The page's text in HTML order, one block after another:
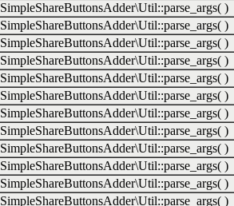
SimpleShareButtonsAdder\Util::parse_args( )
SimpleShareButtonsAdder\Util::parse_args( )
SimpleShareButtonsAdder\Util::parse_args( )
SimpleShareButtonsAdder\Util::parse_args( )
SimpleShareButtonsAdder\Util::parse_args( )
SimpleShareButtonsAdder\Util::parse_args( )
SimpleShareButtonsAdder\Util::parse_args( )
SimpleShareButtonsAdder\Util::parse_args( )
SimpleShareButtonsAdder\Util::parse_args( )
SimpleShareButtonsAdder\Util::parse_args( )
SimpleShareButtonsAdder\Util::parse_args( )
SimpleShareButtonsAdder\Util::parse_args( )